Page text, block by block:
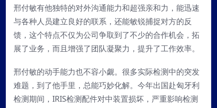
邢付敏有他独特的对外沟通能力和超强亲和力，能迅速
与各种人员建立良好的联系，还能敏锐捕捉对方的反
馈，这个特点不仅为公司争取到了不少的合作机会，拓
展了业务，而且增强了团队凝聚力，提升了工作效率。
邢付敏的动手能力也不容小觑。很多实际检测中的突发
难题，到了他手里，总能巧妙化解。今年出国赴匈牙利
检测期间，IRIS检测配件对中装置损坏，严重影响检测